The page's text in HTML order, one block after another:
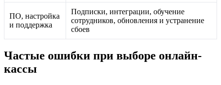
ПО, настройка
и поддержка
Подписки, интеграции, обучение
сотрудников, обновления и устранение
сбоев
Частые ошибки при выборе онлайн-
кассы